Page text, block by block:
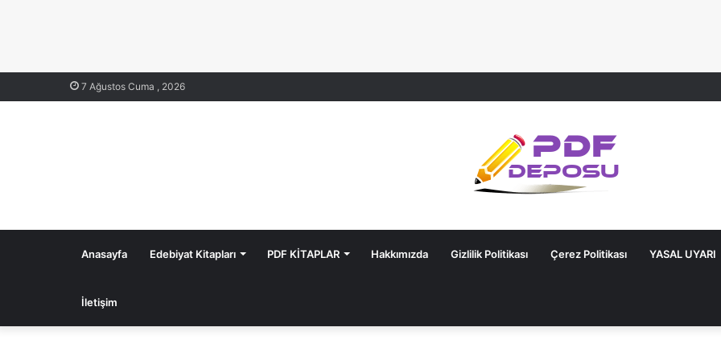
7 Ağustos Cuma , 2026
Anasayfa Edebiyat Kitapları PDF KİTAPLAR Hakkımızda Gizlilik Politikası Çerez Politikası YASAL UYARI
İletişim